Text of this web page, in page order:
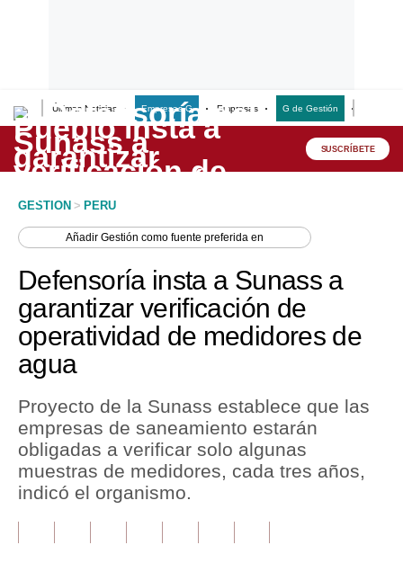
Últimas Noticias Empresas G Empresas G de Gestión
Lo último
Peru Quiosco
Economía
Mercados
Perú
Política
Tu Dinero
Finanzas Personales
Plus G
SUSCRÍBETE
GESTION > PERU
AñadirGestión como fuente preferida en
Defensoría insta a Sunass a
garantizar verificación de
operatividad de medidores de
agua
Proyecto de la Sunass establece que las
empresas de saneamiento estarán
obligadas a verificar solo algunas
muestras de medidores, cada tres años,
indicó el organismo.